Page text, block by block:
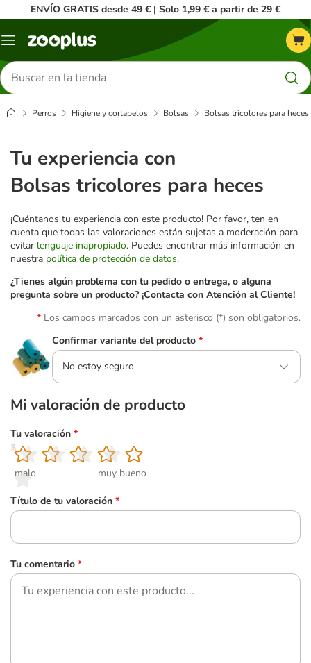
ENVÍO GRATIS desde 49 € | Solo 1,99 € a partir de 29 €
Menú
Buscar
productos
Perros Higiene y cortapelos Bolsas Bolsas tricolores para heces
Tu experiencia con
Bolsas tricolores para heces
¡Cuéntanos tu experiencia con este producto! Por favor, ten en
cuenta que todas las valoraciones están sujetas a moderación para
evitar lenguaje inapropiado. Puedes encontrar más información en
nuestra política de protección de datos.
¿Tienes algún problema con tu pedido o entrega, o alguna
pregunta sobre un producto? ¡Contacta con Atención al Cliente!
Los campos marcados con un asterisco (*) son obligatorios.
Confirmar variante del producto *
No estoy seguro
Mi valoración de producto
Tu valoración *
1
malo
2
3
4
5
muy bueno
Título de tu valoración *
Tu comentario *